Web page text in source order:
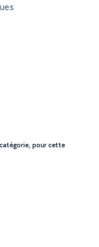
pour cette